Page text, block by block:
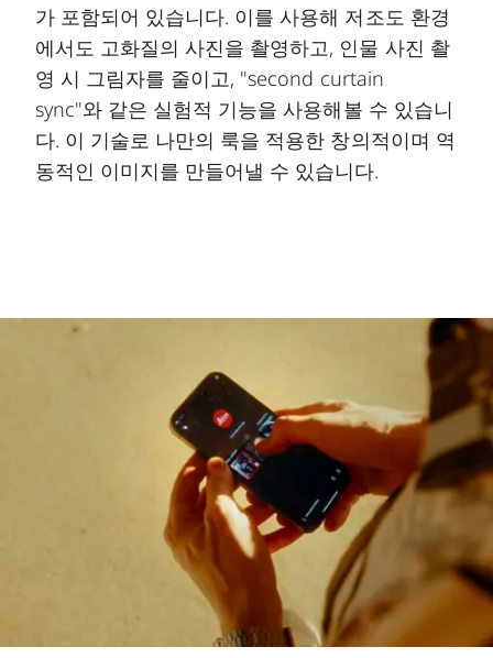
가 포함되어 있습니다. 이를 사용해 저조도 환경
에서도 고화질의 사진을 촬영하고, 인물 사진 촬
영 시 그림자를 줄이고, "second curtain
sync"와 같은 실험적 기능을 사용해볼 수 있습니
다. 이 기술로 나만의 룩을 적용한 창의적이며 역
동적인 이미지를 만들어낼 수 있습니다.